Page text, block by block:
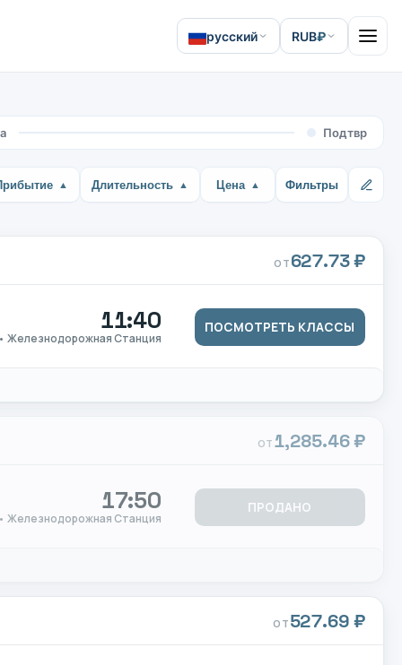
русский RUB₽ Open
Подтвр
Длительность Цена Фильтры
ОТ 627.73 ₽
11:40
Железнодорожная Станция
ПОСМОТРЕТЬ КЛАССЫ
ОТ 1,285.46 ₽
17:50
Железнодорожная Станция
ПРОДАНО
ОТ 527.69 ₽